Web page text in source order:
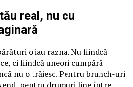
real, nu cu
o iau razna. Nu fiindcă
ci fiindcă uneori cumpără
nu o trăiesc. Pentru brunch-uri
pentru drumuri line între